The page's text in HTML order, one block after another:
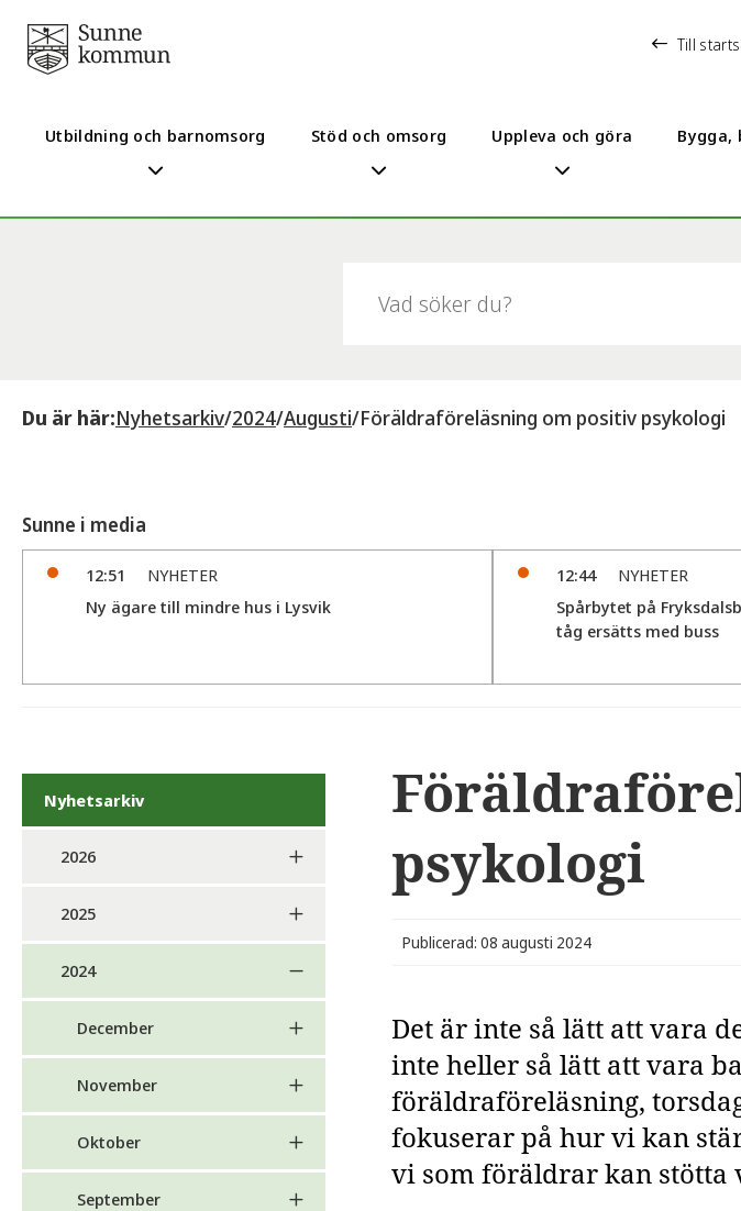
Till
Utbildning och barnomsorg Stöd och omsorg Uppleva och göra Bygga,
Du är här:Nyhetsarkiv/2024/Augusti/Föräldraföreläsning om positiv psykologi
Sunne i media
12:51
NYHETER
Ny ägare till mindre hus i Lysvik
12:44
NYHETER
Spårbytet på
tåg ersätts med buss
Nyhetsarkiv
2026
2025
2024
December
November
Oktober
September
psykologi
Publicerad: 08 augusti 2024
Det är inte så lätt att vara
inte heller så lätt att vara
föräldraföreläsning,
fokuserar på hur vi kan
vi som föräldrar kan stötta